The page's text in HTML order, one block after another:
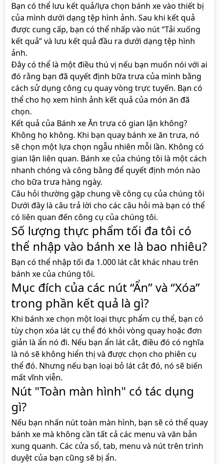
Bạn có thể lưu kết quả/lựa chọn bánh xe vào thiết bị
của mình dưới dạng tệp hình ảnh. Sau khi kết quả
được cung cấp, bạn có thể nhấp vào nút “Tải xuống
kết quả” và lưu kết quả đầu ra dưới dạng tệp hình
ảnh.
Đây có thể là một điều thú vị nếu bạn muốn nói với ai
đó rằng bạn đã quyết định bữa trưa của mình bằng
cách sử dụng công cụ quay vòng trực tuyến. Bạn có
thể cho họ xem hình ảnh kết quả của món ăn đã
chọn.
Kết quả của Bánh xe Ăn trưa có gian lận không?
Không họ không. Khi bạn quay bánh xe ăn trưa, nó
sẽ chọn một lựa chọn ngẫu nhiên mỗi lần. Không có
gian lận liên quan. Bánh xe của chúng tôi là một cách
nhanh chóng và công bằng để quyết định món nào
cho bữa trưa hàng ngày.
Câu hỏi thường gặp chung về công cụ của chúng tôi
Dưới đây là câu trả lời cho các câu hỏi mà bạn có thể
có liên quan đến công cụ của chúng tôi.
Số lượng thực phẩm tối đa tôi có
thể nhập vào bánh xe là bao nhiêu?
Bạn có thể nhập tối đa 1.000 lát cắt khác nhau trên
bánh xe của chúng tôi.
Mục đích của các nút “Ẩn” và “Xóa”
trong phần kết quả là gì?
Khi bánh xe chọn một loại thực phẩm cụ thể, bạn có
tùy chọn xóa lát cụ thể đó khỏi vòng quay hoặc đơn
giản là ẩn nó đi. Nếu bạn ẩn lát cắt, điều đó có nghĩa
là nó sẽ không hiển thị và được chọn cho phiên cụ
thể đó. Nhưng nếu bạn loại bỏ lát cắt đó, nó sẽ biến
mất vĩnh viễn.
Nút "Toàn màn hình" có tác dụng
gì?
Nếu bạn nhấn nút toàn màn hình, bạn sẽ có thể quay
bánh xe mà không cần tất cả các menu và văn bản
xung quanh. Các cửa sổ, tab, menu và nút trên trình
duyệt của bạn cũng sẽ bị ẩn.